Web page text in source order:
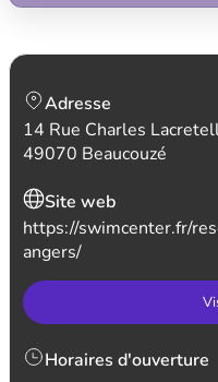
Adresse
14 Rue Charles
49070 Beaucouzé
Site web
https://swimcenter.fr/
angers/
Horaires d'ouverture